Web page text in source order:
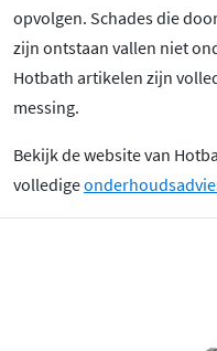
opvolgen. Schades die
zijn ontstaan vallen niet
Hotbath artikelen zijn
messing.
Bekijk de website van
volledige